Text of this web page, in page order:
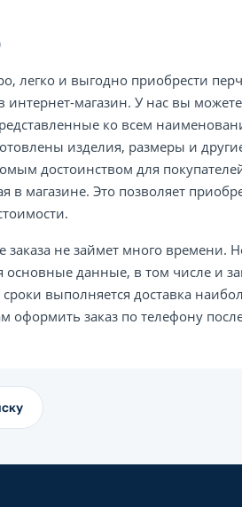
легко и выгодно приобрести
интернет-магазин. У нас вы
ко всем
изделия, размеры и
достоинством для
в магазине. Это позволяет
не займет много времени.
основные данные, в том числе и
выполняется доставка
оформить заказ по телефону